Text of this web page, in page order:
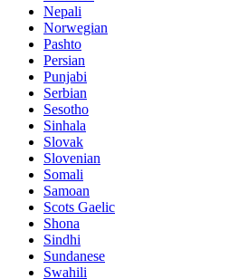
Nepali
Norwegian
Pashto
Persian
Punjabi
Serbian
Sesotho
Sinhala
Slovak
Slovenian
Somali
Samoan
Scots Gaelic
Shona
Sindhi
Sundanese
Swahili